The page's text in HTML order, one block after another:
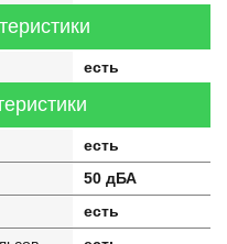
есть
есть
50 дБА
есть